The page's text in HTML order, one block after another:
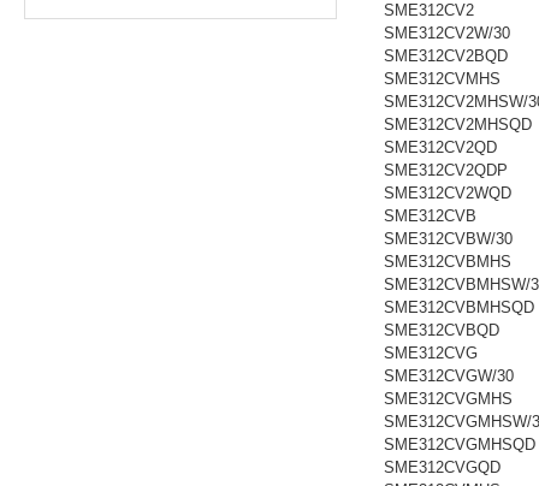
SME312CV2
SME312CV2W/30
SME312CV2BQD
SME312CVMHS
SME312CV2MHSW/
SME312CV2MHSQD
SME312CV2QD
SME312CV2QDP
SME312CV2WQD
SME312CVB
SME312CVBW/30
SME312CVBMHS
SME312CVBMHSW/
SME312CVBMHSQD
SME312CVBQD
SME312CVG
SME312CVGW/30
SME312CVGMHS
SME312CVGMHSW/
SME312CVGMHSQD
SME312CVGQD